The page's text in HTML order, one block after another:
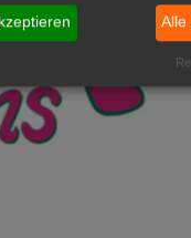
Alle